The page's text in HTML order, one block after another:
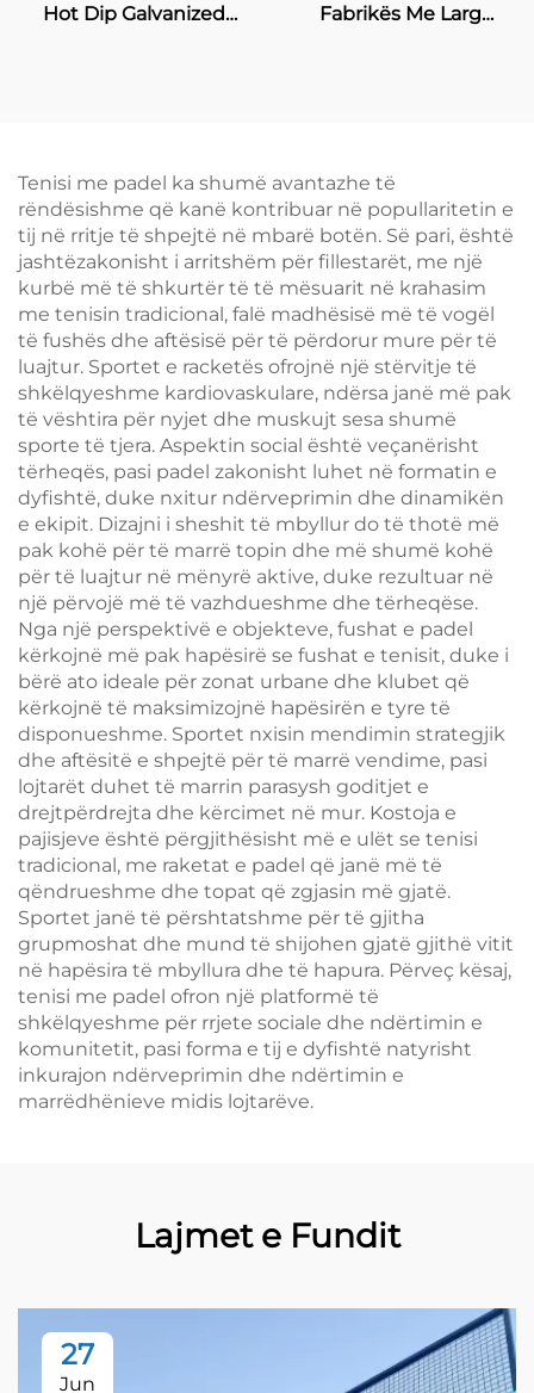
Hot Dip Galvanized
Fabrikës Me Larg
Tenisi me padel ka shumë avantazhe të
rëndësishme që kanë kontribuar në popullaritetin e
tij në rritje të shpejtë në mbarë botën. Së pari, është
jashtëzakonisht i arritshëm për fillestarët, me një
kurbë më të shkurtër të të mësuarit në krahasim
me tenisin tradicional, falë madhësisë më të vogël
të fushës dhe aftësisë për të përdorur mure për të
luajtur. Sportet e racketës ofrojnë një stërvitje të
shkëlqyeshme kardiovaskulare, ndërsa janë më pak
të vështira për nyjet dhe muskujt sesa shumë
sporte të tjera. Aspektin social është veçanërisht
tërheqës, pasi padel zakonisht luhet në formatin e
dyfishtë, duke nxitur ndërveprimin dhe dinamikën
e ekipit. Dizajni i sheshit të mbyllur do të thotë më
pak kohë për të marrë topin dhe më shumë kohë
për të luajtur në mënyrë aktive, duke rezultuar në
një përvojë më të vazhdueshme dhe tërheqëse.
Nga një perspektivë e objekteve, fushat e padel
kërkojnë më pak hapësirë se fushat e tenisit, duke i
bërë ato ideale për zonat urbane dhe klubet që
kërkojnë të maksimizojnë hapësirën e tyre të
disponueshme. Sportet nxisin mendimin strategjik
dhe aftësitë e shpejtë për të marrë vendime, pasi
lojtarët duhet të marrin parasysh goditjet e
drejtpërdrejta dhe kërcimet në mur. Kostoja e
pajisjeve është përgjithësisht më e ulët se tenisi
tradicional, me raketat e padel që janë më të
qëndrueshme dhe topat që zgjasin më gjatë.
Sportet janë të përshtatshme për të gjitha
grupmoshat dhe mund të shijohen gjatë gjithë vitit
në hapësira të mbyllura dhe të hapura. Përveç kësaj,
tenisi me padel ofron një platformë të
shkëlqyeshme për rrjete sociale dhe ndërtimin e
komunitetit, pasi forma e tij e dyfishtë natyrisht
inkurajon ndërveprimin dhe ndërtimin e
marrëdhënieve midis lojtarëve.
Lajmet e Fundit
27
Jun